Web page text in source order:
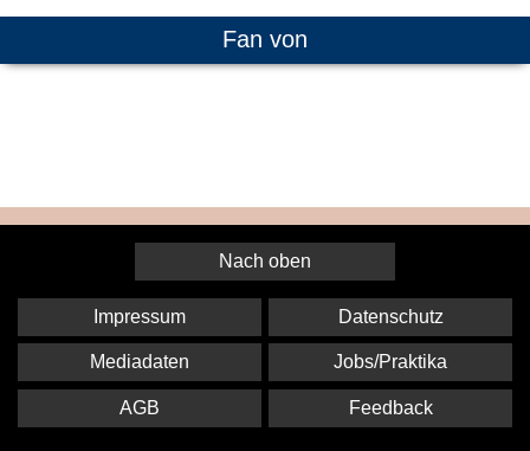
Fan von
Nach oben
Impressum Datenschutz
Mediadaten Jobs/Praktika
AGB Feedback